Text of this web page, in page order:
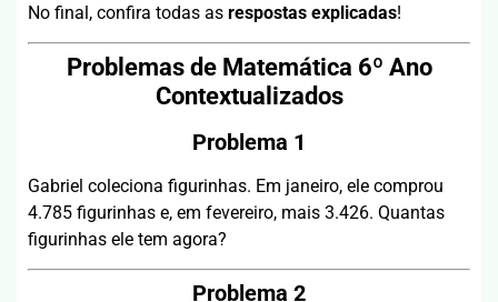
No final, confira todas as respostas explicadas!
Problemas de Matemática 6º Ano
Contextualizados
Problema 1
Gabriel coleciona figurinhas. Em janeiro, ele comprou
4.785 figurinhas e, em fevereiro, mais 3.426. Quantas
figurinhas ele tem agora?
Problema 2